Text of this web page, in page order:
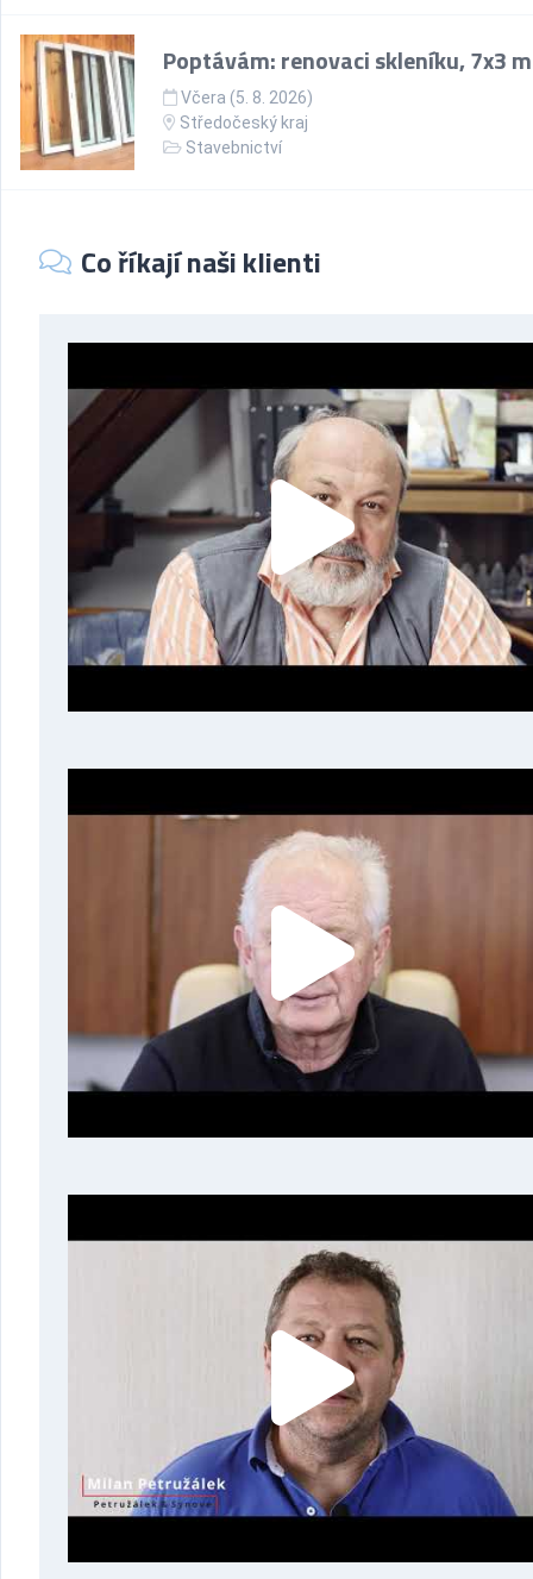
Poptávám: renovaci skleníku, 7x3 m
Včera (5. 8. 2026)
Středočeský kraj
Stavebnictví
Co říkají naši klienti